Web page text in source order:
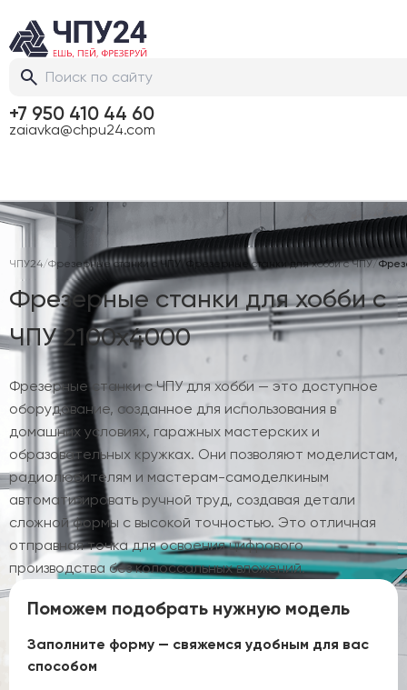
+7 950 410 44 60
zaiavka@chpu24.com
ЧПУ24/Фрезерные станки с ЧПУ / Фрезерные станки для хобби с ЧПУ/
Фрезерные станки для хобби с
ЧПУ 2100х4000
Фрезерные станки с ЧПУ для хобби — это доступное
оборудование, созданное для использования в
домашних условиях, гаражных мастерских и
образовательных кружках. Они позволяют моделистам,
радиолюбителям и мастерам-самоделкиным
автоматизировать ручной труд, создавая детали
сложной формы с высокой точностью. Это отличная
отправная точка для освоения цифрового
производства без колоссальных вложений.
Поможем подобрать нужную модель
Заполните форму — свяжемся удобным для вас
способом